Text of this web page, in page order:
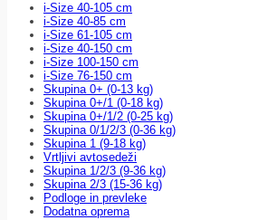
i-Size 40-105 cm
i-Size 40-85 cm
i-Size 61-105 cm
i-Size 40-150 cm
i-Size 100-150 cm
i-Size 76-150 cm
Skupina 0+ (0-13 kg)
Skupina 0+/1 (0-18 kg)
Skupina 0+/1/2 (0-25 kg)
Skupina 0/1/2/3 (0-36 kg)
Skupina 1 (9-18 kg)
Vrtljivi avtosedeži
Skupina 1/2/3 (9-36 kg)
Skupina 2/3 (15-36 kg)
Podloge in prevleke
Dodatna oprema